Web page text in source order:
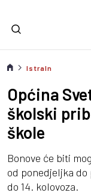
IstraIn
Općina
školski
škole
Bonove će biti
od ponedjeljka do
do 14. kolovoza.